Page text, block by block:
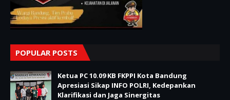
POPULAR POSTS
Ketua PC 10.09 KB FKPPI Kota Bandung
Apresiasi Sikap INFO POLRI, Kedepankan
Klarifikasi dan Jaga Sinergitas